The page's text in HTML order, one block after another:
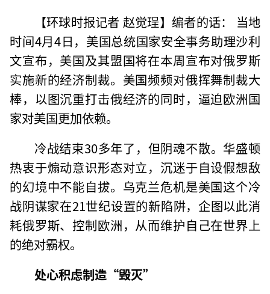
【环球时报记者 赵觉珵】编者的话： 当地
时间4月4日，美国总统国家安全事务助理沙利
文宣布，美国及其盟国将在本周宣布对俄罗斯
实施新的经济制裁。美国频频对俄挥舞制裁大
棒，以图沉重打击俄经济的同时，逼迫欧洲国
家对美国更加依赖。
冷战结束30多年了，但阴魂不散。华盛顿
热衷于煽动意识形态对立，沉迷于自设假想敌
的幻境中不能自拔。乌克兰危机是美国这个冷
战阴谋家在21世纪设置的新陷阱，企图以此消
耗俄罗斯、控制欧洲，从而维护自己在世界上
的绝对霸权。
处心积虑制造“毁灭”